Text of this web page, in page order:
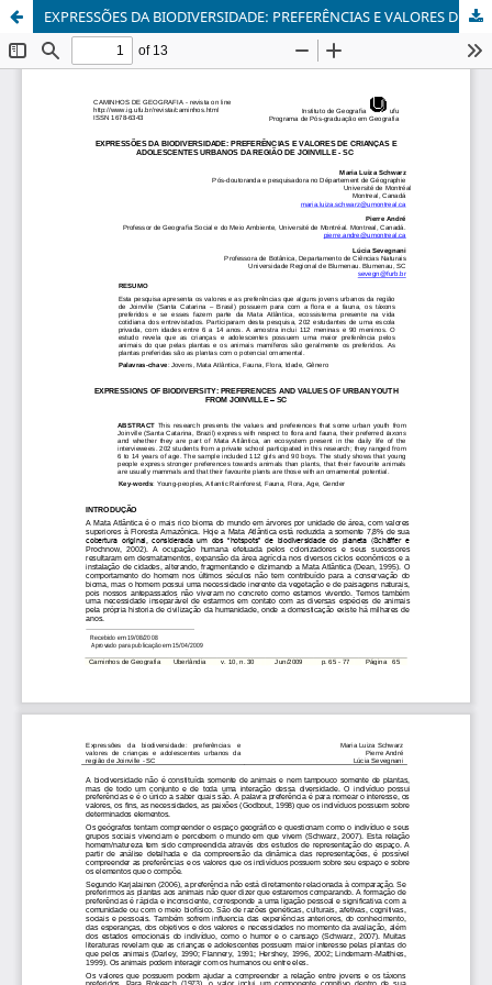
EXPRESSÕES DA BIODIVERSIDADE: PREFERÊNCIAS E VALORES DE CRIANÇAS E ADOLESCENTES URBANOS DA REGIÃO DE JOINVILLE - SC